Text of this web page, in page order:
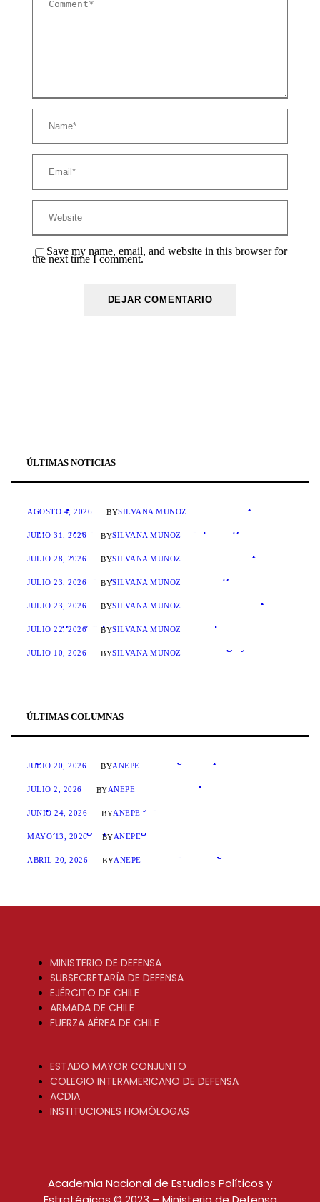
Save my name, email, and website in this browser for
the next time I comment.
ÚLTIMAS NOTICIAS
AGOSTO 4, 2026 BYSILVANA MUÑOZ
JULIO 31, 2026 BYSILVANA MUÑOZ
JULIO 28, 2026 BYSILVANA MUÑOZ
JULIO 23, 2026 BYSILVANA MUÑOZ
JULIO 23, 2026 BYSILVANA MUÑOZ
JULIO 22, 2026 BYSILVANA MUÑOZ
JULIO 10, 2026 BYSILVANA MUÑOZ
ÚLTIMAS COLUMNAS
JULIO 20, 2026 BYANEPE
JULIO 2, 2026 BYANEPE
JUNIO 24, 2026 BYANEPE
MAYO 13, 2026 BYANEPE
ABRIL 20, 2026 BYANEPE
MINISTERIO DE DEFENSA
SUBSECRETARÍA DE DEFENSA
EJÉRCITO DE CHILE
ARMADA DE CHILE
FUERZA AÉREA DE CHILE
ESTADO MAYOR CONJUNTO
COLEGIO INTERAMERICANO DE DEFENSA
ACDIA
INSTITUCIONES HOMÓLOGAS
Academia Nacional de Estudios Políticos y